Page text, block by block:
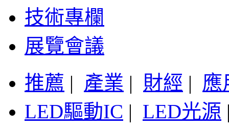
技術專欄
展覽會議
推薦 | 產業 | 財經 | 應
LED驅動IC | LED光源